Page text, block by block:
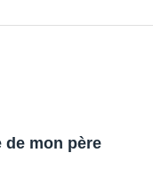
de mon père